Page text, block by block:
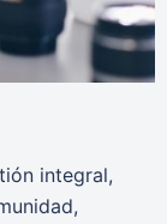
integral,